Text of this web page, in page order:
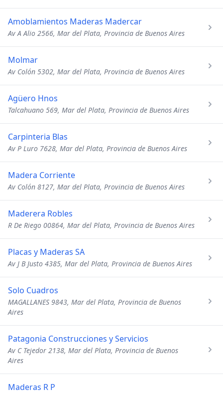
Amoblamientos Maderas Madercar
Av A Alio 2566, Mar del Plata, Provincia de Buenos Aires
Molmar
Av Colón 5302, Mar del Plata, Provincia de Buenos Aires
Agüero Hnos
Talcahuano 569, Mar del Plata, Provincia de Buenos Aires
Carpinteria Blas
Av P Luro 7628, Mar del Plata, Provincia de Buenos Aires
Madera Corriente
Av Colón 8127, Mar del Plata, Provincia de Buenos Aires
Maderera Robles
R De Riego 00864, Mar del Plata, Provincia de Buenos Aires
Placas y Maderas SA
Av J B Justo 4385, Mar del Plata, Provincia de Buenos Aires
Solo Cuadros
MAGALLANES 9843, Mar del Plata, Provincia de Buenos
Aires
Patagonia Construcciones y Servicios
Av C Tejedor 2138, Mar del Plata, Provincia de Buenos
Aires
Maderas R P